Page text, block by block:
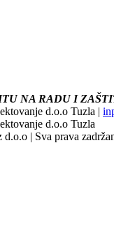
NA RADU I
d.o.o Tuzla |
d.o.o Tuzla
| Sva prava